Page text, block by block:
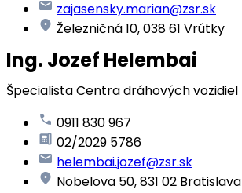
zajasensky.marian@zsr.sk
Železničná 10, 038 61 Vrútky
Ing. Jozef Helembai
Špecialista Centra dráhových vozidiel
0911 830 967
02/2029 5786
helembai.jozef@zsr.sk
Nobelova 50, 831 02 Bratislava